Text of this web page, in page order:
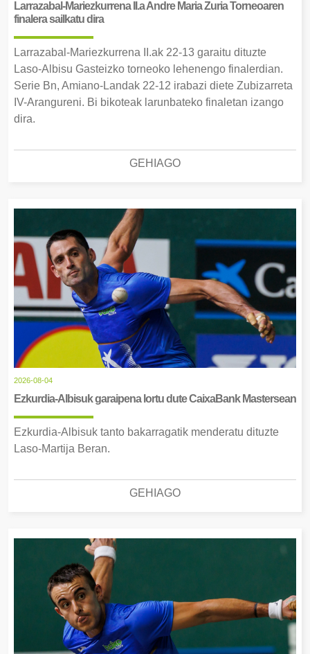
Larrazabal-Mariezkurrena II.a Andre Maria Zuria Torneoaren
finalera sailkatu dira
Larrazabal-Mariezkurrena II.ak 22-13 garaitu dituzte
Laso-Albisu Gasteizko torneoko lehenengo finalerdian.
Serie Bn, Amiano-Landak 22-12 irabazi diete Zubizarreta
IV-Arangureni. Bi bikoteak larunbateko finaletan izango
dira.
GEHIAGO
2026-08-04
Ezkurdia-Albisuk garaipena lortu dute CaixaBank Mastersean
Ezkurdia-Albisuk tanto bakarragatik menderatu dituzte
Laso-Martija Beran.
GEHIAGO